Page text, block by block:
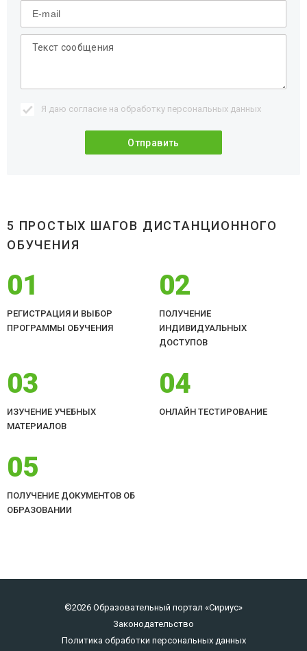
Я даю согласие на обработку персональных данных
5 ПРОСТЫХ ШАГОВ ДИСТАНЦИОННОГО
ОБУЧЕНИЯ
01
РЕГИСТРАЦИЯ И ВЫБОР
ПРОГРАММЫ ОБУЧЕНИЯ
02
ПОЛУЧЕНИЕ
ИНДИВИДУАЛЬНЫХ
ДОСТУПОВ
03
ИЗУЧЕНИЕ УЧЕБНЫХ
МАТЕРИАЛОВ
04
ОНЛАЙН ТЕСТИРОВАНИЕ
05
ПОЛУЧЕНИЕ ДОКУМЕНТОВ ОБ
ОБРАЗОВАНИИ
©2026 Образовательный портал «Сириус»
Законодательство
Политика обработки персональных данных